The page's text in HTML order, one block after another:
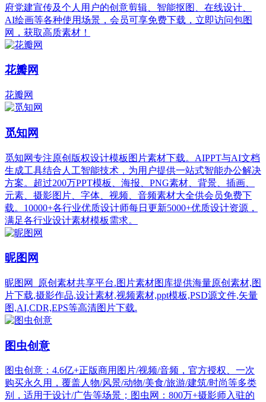
府党建宣传及个人用户的创意剪辑、智能抠图、在线设计、
AI绘画等各种使用场景，会员可享免费下载，立即访问包图
网，获取高质素材！
花瓣网
花瓣网
觅知网
觅知网专注原创版权设计模板图片素材下载。AIPPT与AI文档
生成工具结合人工智能技术，为用户提供一站式智能办公解决
方案。超过200万PPT模板、海报、PNG素材、背景、插画、
元素、摄影图片、字体、视频、音频素材大全供会员免费下
载。10000+各行业优质设计师每日更新5000+优质设计资源，
满足各行业设计素材模板需求。
昵图网
昵图网_原创素材共享平台.图片素材图库提供海量原创素材,图
片下载,摄影作品,设计素材,视频素材,ppt模板,PSD源文件,矢量
图,AI,CDR,EPS等高清图片下载.
图虫创意
图虫创意：4.6亿+正版商用图片/视频/音频，官方授权、一次
购买永久用，覆盖人物/风景/动物/美食/旅游/建筑/时尚等多类
别，适用于设计/广告等场景；图虫网：800万+摄影师入驻的